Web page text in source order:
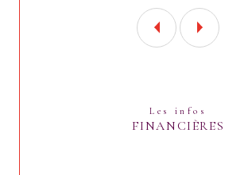
Les infos
FINANCIÈRES